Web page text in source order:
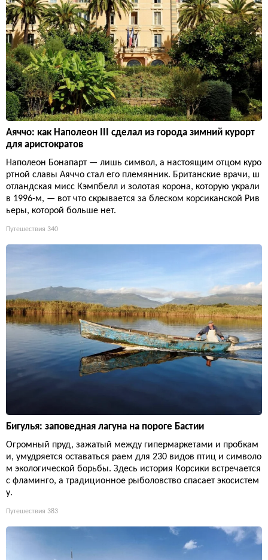
Аяччо: как Наполеон III сделал из города зимний курорт
для аристократов
Наполеон Бонапарт — лишь символ, а настоящим отцом куро
ртной славы Аяччо стал его племянник. Британские врачи, ш
отландская мисс Кэмпбелл и золотая корона, которую украли
в 1996-м, — вот что скрывается за блеском корсиканской Рив
ьеры, которой больше нет.
Путешествия 340
Бигулья: заповедная лагуна на пороге Бастии
Огромный пруд, зажатый между гипермаркетами и пробкам
и, умудряется оставаться раем для 230 видов птиц и символо
м экологической борьбы. Здесь история Корсики встречается
с фламинго, а традиционное рыболовство спасает экосистем
у.
Путешествия 383